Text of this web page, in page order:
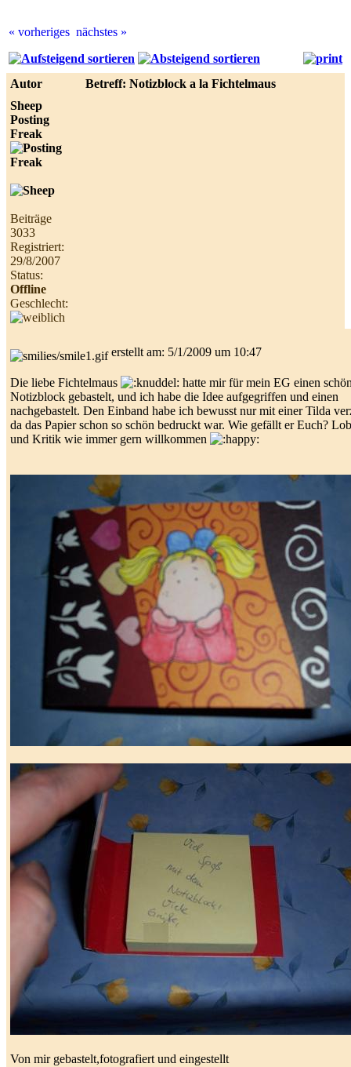
online
live
casino
reviews.
« vorheriges nächstes »
Autor
Betreff: Notizblock a la Fichtelmaus
Sheep
Posting
Freak
Beiträge
3033
Registriert:
29/8/2007
Status:
Offline
Geschlecht:
erstellt am: 5/1/2009 um 10:47
Die liebe Fichtelmaus
hatte mir für mein EG einen
Notizblock gebastelt, und ich habe die Idee aufgegriffen und einen
nachgebastelt. Den Einband habe ich bewusst nur mit einer Tilda
da das Papier schon so schön bedruckt war. Wie gefällt er Euch? Lob
und Kritik wie immer gern willkommen
Von mir gebastelt,fotografiert und eingestellt